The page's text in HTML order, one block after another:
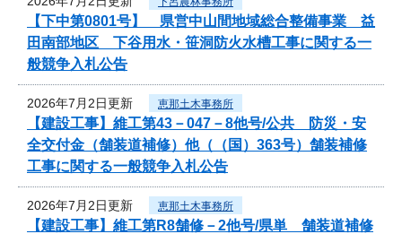
【下中第0801号】 県営中山間地域総合整備事業 益
田南部地区 下谷用水・笹洞防火水槽工事に関する一
般競争入札公告
2026年7月2日更新 恵那土木事務所
【建設工事】維工第43－047－8他号/公共 防災・安
全交付金（舗装道補修）他（（国）363号）舗装補修
工事に関する一般競争入札公告
2026年7月2日更新 恵那土木事務所
【建設工事】維工第R8舗修－2他号/県単 舗装道補修